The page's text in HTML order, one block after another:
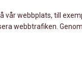
webbplats, till
webbtrafiken.